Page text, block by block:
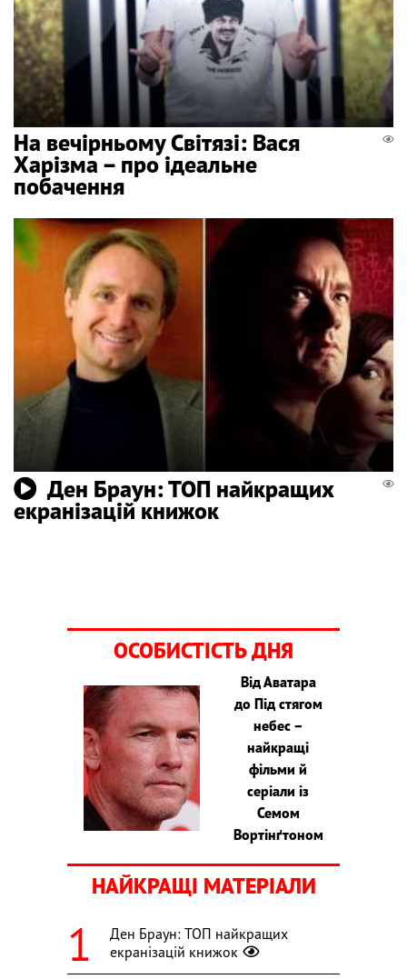
На вечірньому Світязі: Вася
Харізма – про ідеальне
побачення
Ден Браун: ТОП найкращих
екранізацій книжок
ОСОБИСТІСТЬ ДНЯ
Від Аватара
до Під стягом
небес –
найкращі
фільми й
серіали із
Семом
Вортінґтоном
НАЙКРАЩІ МАТЕРІАЛИ
Ден Браун: ТОП найкращих
екранізацій книжок